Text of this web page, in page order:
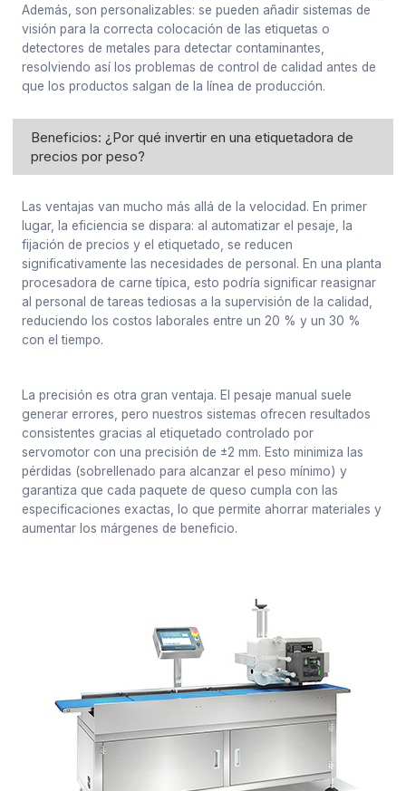
Además, son personalizables: se pueden añadir sistemas de
visión para la correcta colocación de las etiquetas o
detectores de metales para detectar contaminantes,
resolviendo así los problemas de control de calidad antes de
que los productos salgan de la línea de producción.
Beneficios: ¿Por qué invertir en una etiquetadora de
precios por peso?
Las ventajas van mucho más allá de la velocidad. En primer
lugar, la eficiencia se dispara: al automatizar el pesaje, la
fijación de precios y el etiquetado, se reducen
significativamente las necesidades de personal. En una planta
procesadora de carne típica, esto podría significar reasignar
al personal de tareas tediosas a la supervisión de la calidad,
reduciendo los costos laborales entre un 20 % y un 30 %
con el tiempo.
La precisión es otra gran ventaja. El pesaje manual suele
generar errores, pero nuestros sistemas ofrecen resultados
consistentes gracias al etiquetado controlado por
servomotor con una precisión de ±2 mm. Esto minimiza las
pérdidas (sobrellenado para alcanzar el peso mínimo) y
garantiza que cada paquete de queso cumpla con las
especificaciones exactas, lo que permite ahorrar materiales y
aumentar los márgenes de beneficio.